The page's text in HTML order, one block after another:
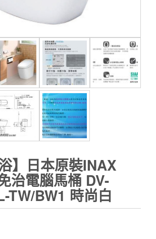
】日本原裝INAX
治電腦馬桶 DV-
TW/BW1 時尚白